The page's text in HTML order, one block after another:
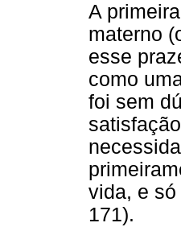
A
materno
esse
como
foi sem
vida, e
171).